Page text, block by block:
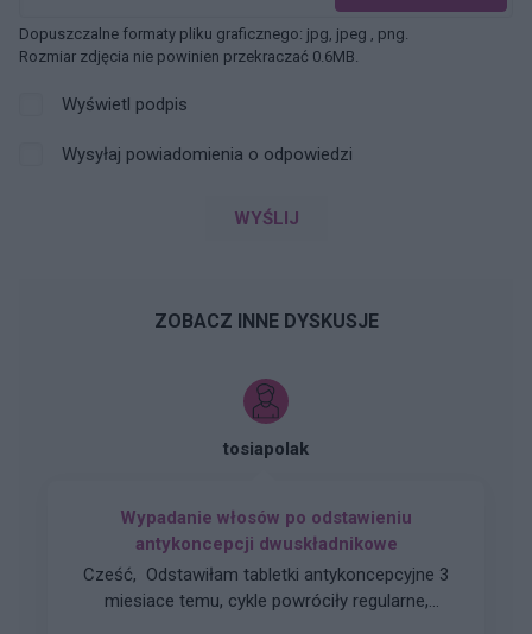
Dopuszczalne formaty pliku graficznego: jpg, jpeg , png.
Rozmiar zdjęcia nie powinien przekraczać 0.6MB.
Wyświetl podpis
Wysyłaj powiadomienia o odpowiedzi
WYŚLIJ
ZOBACZ INNE DYSKUSJE
tosiapolak
Wypadanie włosów po odstawieniu
antykoncepcji dwuskładnikowe
Cześć, Odstawiłam tabletki antykoncepcyjne 3
miesiace temu, cykle powróciły regularne,